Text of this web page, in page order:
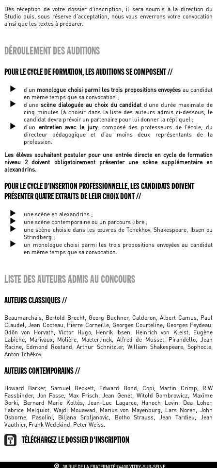
Dès réception de votre dossier d’inscription, il sera soumis à la direction du
Studio puis, sous réserve d’acceptation, nous vous enverrons votre convocation
ainsi que les textes à préparer.
DÉROULEMENT DES AUDITIONS
POUR LE CYCLE DE FORMATION, LES AUDITIONS SE COMPOSENT //
d’un monologue choisi parmi les trois propositions envoyées au candidat
en même temps que sa convocation ;
d’une scène dialoguée au choix du candidat d’une durée maximale de
cinq minutes (à choisir dans la liste des auteurs admis ci-dessous, le
candidat devra prévoir un partenaire pour lui donner la réplique) ;
d’un entretien avec le jury, composé des professeurs de l’école, du
directeur pédagogique et d’au moins deux représentants de la
profession.
Les élèves souhaitant postuler pour une entrée directe en cycle de formation
niveau 2 doivent obligatoirement présenter une scène supplémentaire en
alexandrins.
POUR LE CYCLE D’INSERTION PROFESSIONNELLE, LES CANDIDATS DOIVENT
PRÉSENTER QUATRE EXTRAITS DE LEUR CHOIX DONT //
une scène en alexandrins ;
une scène contemporaine ou un parcours libre ;
une scène choisie dans les œuvres de Tchekhov, Shakespeare, Ibsen ou
Strindberg ;
un monologue choisi parmi les trois propositions envoyées au candidat
en même temps que sa convocation.
LISTE DES AUTEURS ADMIS AU CONCOURS
AUTEURS CLASSIQUES //
Beaumarchais, Bertold Brecht, Georg Buchner, Calderon, Albert Camus, Paul
Claudel, Jean Cocteau, Pierre Corneille, Georges Courteline, Georges Feydeau,
Odôn von Horvath, Victor Hugo, Henrik Ibsen, Heinrich von Kleist, Eugène
Labiche, Marivaux, Molière, Maëterlinck, Alfred de Musset, Pirandello, Jean
Racine, Edmond Rostand, Arthur Schnitzler, William Shakespeare, Sophocle,
Anton Tchékov.
AUTEURS CONTEMPORAINS //
Howard Barker, Samuel Beckett, Edward Bond, Copi, Martin Crimp, R.W
Fassbinder, Jon Fosse, Max Frisch, Jean Genet, Witold Gombrowicz, Maxime
Gorki, Bernard Marie Koltès, Jean-Luc Lagarce, Hanoch Levin, Dea Loher,
Fabrice Melquiot, Wajdi Mouawad, Marius von Mayenburg, Lars Noren, John
Osborne, Pasolini, Biljana Srbljanovic, Botho Strauss, Jean Tardieu, Jean
Vauthier, Frank Wedekind, Peter Weiss.
TÉLÉCHARGEZ LE DOSSIER D'INSCRIPTION
38 RUE DE LA FRATERNITÉ94400 VITRY-SUR-SEINE